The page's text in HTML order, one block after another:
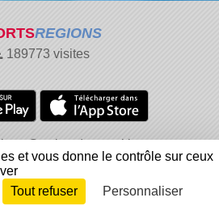
REGIONS
189773 visites
Gestion des cookies
Signaler un contenu inapproprié
Connexion
et vous donne le contrôle sur ceux
Tout refuser Personnaliser